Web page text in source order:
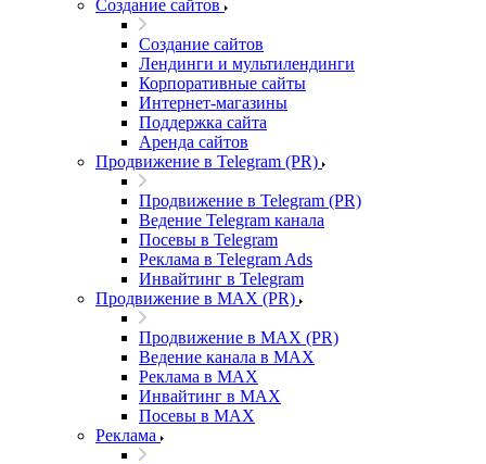
Создание сайтов
Создание сайтов
Лендинги и мультилендинги
Корпоративные сайты
Интернет-магазины
Поддержка сайта
Аренда сайтов
Продвижение в Telegram (PR)
Продвижение в Telegram (PR)
Ведение Telegram канала
Посевы в Telegram
Реклама в Telegram Ads
Инвайтинг в Telegram
Продвижение в MAX (PR)
Продвижение в MAX (PR)
Ведение канала в MAX
Реклама в MAX
Инвайтинг в MAX
Посевы в MAX
Реклама